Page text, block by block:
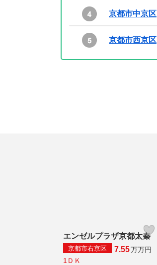
京都市中京区
京都市西京区
エンゼルプラザ京都太秦
京都市右京区 7.55万万円
1ＤＫ